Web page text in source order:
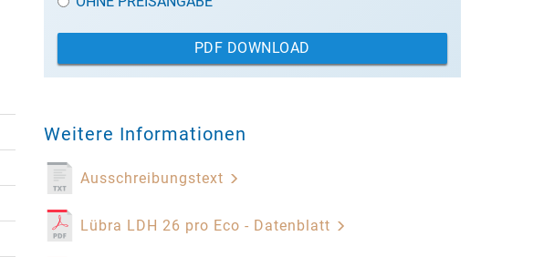
PDF DOWNLOAD
Weitere Informationen
Ausschreibungstext
Lübra LDH 26 pro Eco - Datenblatt